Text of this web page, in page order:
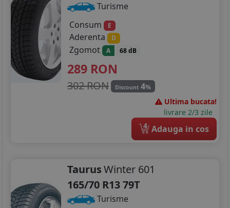
195/45R16
195/50R16
195/55R16
195/60R16
205/75R16
Turisme
Consum
E
Aderenta D
Zgomot A 68 dB
289 RON
302 RON Discount 4%
Ultima bucata!
livrare 2/3 zile
4 Adauga in cos
TaurusWinter 601
165/70 R13 79T
Turisme